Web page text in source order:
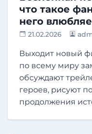
что такое
него
21.02.2026
Выходит новый
по всему миру
обсуждают
героев, рисуют
продолжения